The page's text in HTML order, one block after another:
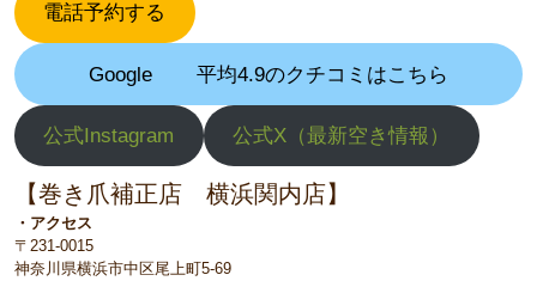
電話予約する
Google 平均4.9のクチコミはこちら
公式Instagram 公式X（最新空き情報）
【巻き爪補正店 横浜関内店】
・アクセス
〒231-0015
神奈川県横浜市中区尾上町5-69